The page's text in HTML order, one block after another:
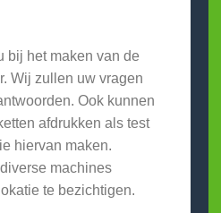
bij het maken van de
Wij zullen uw vragen
Ook kunnen
afdrukken als test
hiervan maken.
machines
te bezichtigen.